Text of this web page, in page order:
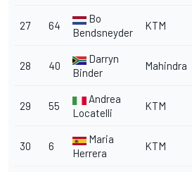
27 64
Bo
Bendsneyder
KTM
28 40
Darryn
Binder
Mahindra
29 55
Andrea
Locatelli
KTM
30 6
Maria
Herrera
KTM